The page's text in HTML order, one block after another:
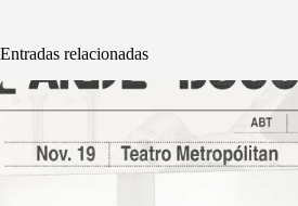
Entradas relacionadas